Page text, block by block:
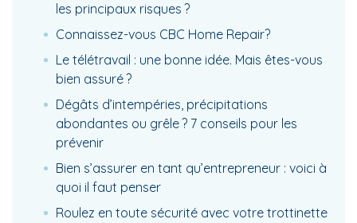
les principaux risques ?
Connaissez-vous CBC Home Repair?
Le télétravail : une bonne idée. Mais êtes-vous
bien assuré ?
Dégâts d’intempéries, précipitations
abondantes ou grêle ? 7 conseils pour les
prévenir
Bien s’assurer en tant qu’entrepreneur : voici à
quoi il faut penser
Roulez en toute sécurité avec votre trottinette